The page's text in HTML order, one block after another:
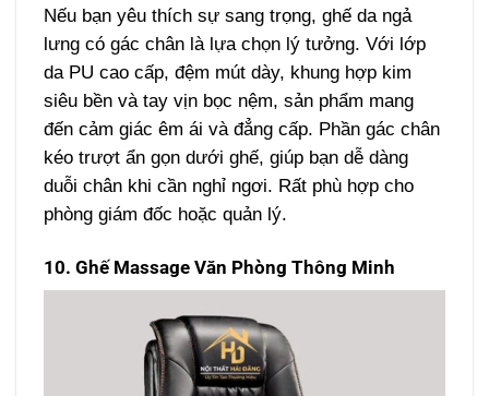
Nếu bạn yêu thích sự sang trọng, ghế da ngả
lưng có gác chân là lựa chọn lý tưởng. Với lớp
da PU cao cấp, đệm mút dày, khung hợp kim
siêu bền và tay vịn bọc nệm, sản phẩm mang
đến cảm giác êm ái và đẳng cấp. Phần gác chân
kéo trượt ẩn gọn dưới ghế, giúp bạn dễ dàng
duỗi chân khi cần nghỉ ngơi. Rất phù hợp cho
phòng giám đốc hoặc quản lý.
10. Ghế Massage Văn Phòng Thông Minh